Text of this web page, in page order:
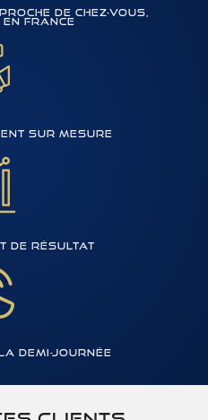
de chez-vous,
france
sur mesure
de résultat
demi-journée